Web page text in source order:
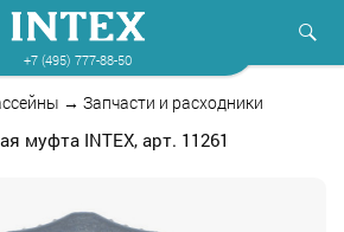
+7 (495) 777-88-50
→ Запчасти и расходники
муфта INTEX, арт. 11261